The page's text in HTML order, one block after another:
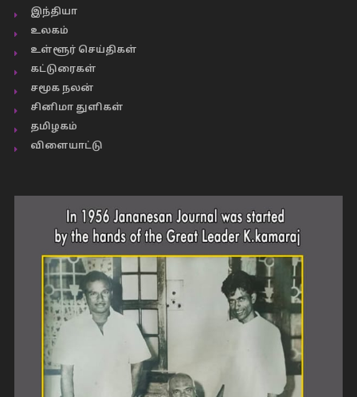
இந்தியா
உலகம்
உள்ளூர் செய்திகள்
கட்டுரைகள்
சமூக நலன்
சினிமா துளிகள்
தமிழகம்
விளையாட்டு